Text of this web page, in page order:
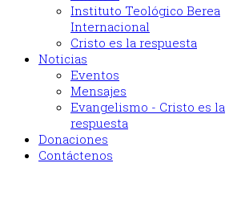
Instituto Teológico Berea
Internacional
Cristo es la respuesta
Noticias
Eventos
Mensajes
Evangelismo - Cristo es la
respuesta
Donaciones
Contáctenos